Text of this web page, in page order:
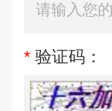
* 验证码：